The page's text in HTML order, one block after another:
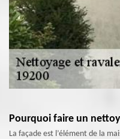
Pourquoi faire un
La façade est l’élément de la